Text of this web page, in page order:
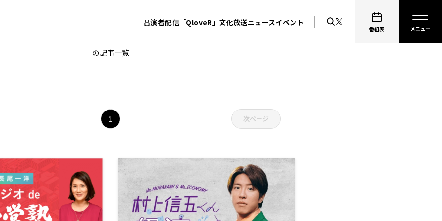
出演者配信「QloveR」文化放送ニュースイベント
番組表
の記事一覧
1 次ページ